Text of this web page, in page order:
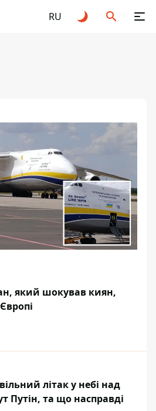
RU
який шокував киян,
літак у небі над
Путін, та що насправді